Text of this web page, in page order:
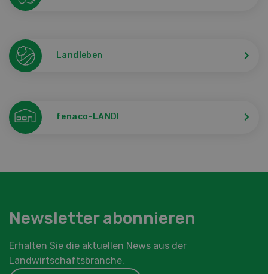
Landleben
fenaco-LANDI
Newsletter abonnieren
Erhalten Sie die aktuellen News aus der
Landwirtschaftsbranche.